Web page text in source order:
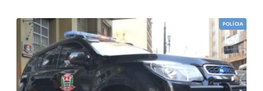
POLÍCIA